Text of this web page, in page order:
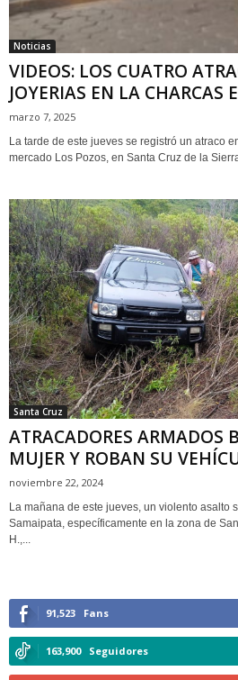
Noticias
VIDEOS: LOS CUATRO
JOYERIAS EN LA CHARCAS
marzo 7, 2025
La tarde de este jueves se registró un atraco
mercado Los Pozos, en Santa Cruz de la
Santa Cruz
ATRACADORES ARMADOS
MUJER Y ROBAN SU
noviembre 22, 2024
La mañana de este jueves, un violento asalto
Samaipata, específicamente en la zona de
H.,...
91,523 Fans
163,900 Seguidores